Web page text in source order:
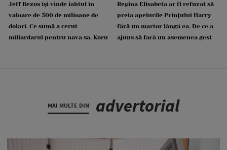
Jeff Bezos își vinde iahtul în
valoare de 500 de milioane de
dolari. Ce sumă a cerut
miliardarul pentru nava sa, Koru
Regina Elisabeta ar fi refuzat să
preia apelurile Prințului Harry
fără un martor lângă ea. De ce a
ajuns să facă un asemenea gest
MAI MULTE DIN advertorial